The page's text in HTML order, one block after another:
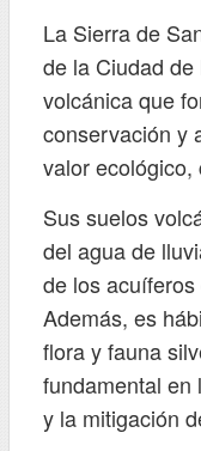
La Sierra de
de la Ciudad
volcánica que
conservación y
valor ecológico,
Sus suelos
del agua de
de los
Además, es
flora y fauna
fundamental en
y la mitigación